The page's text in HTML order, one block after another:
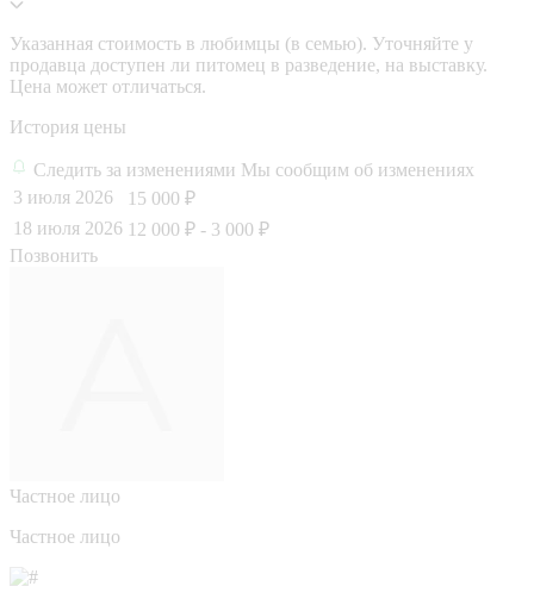
Указанная стоимость в любимцы (в семью). Уточняйте у
продавца доступен ли питомец в разведение, на выставку.
Цена может отличаться.
История цены
Следить за изменениями Мы сообщим об изменениях
3 июля 2026
15 000 ₽
18 июля 2026 12 000 ₽ - 3 000 ₽
Позвонить
Частное лицо
Частное лицо